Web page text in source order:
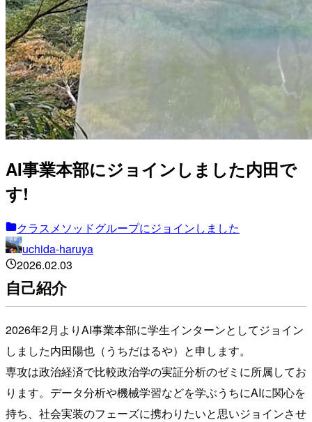
AI事業本部にジョインしました内田で
す!
クラスメソッドグループにジョインしました
uchida-haruya
2026.02.03
自己紹介
2026年2月よりAI事業本部に学生インターンとしてジョイン
しました内田陽也（うちだはるや）と申します。
専攻は政治経済で比較政治学の実証分析のゼミに所属してお
ります。データ分析や機械学習などを学ぶうちにAIに関心を
持ち、社会実装のフェーズに携わりたいと思いジョインさせ